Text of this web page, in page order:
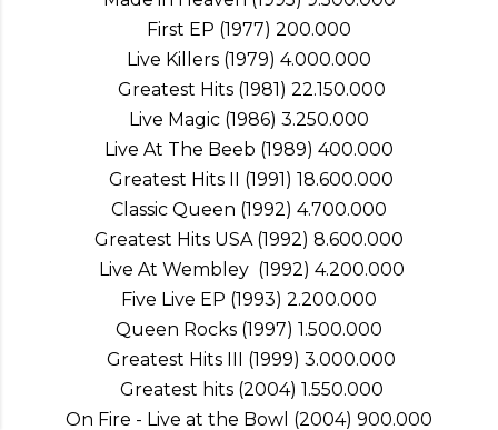
First EP (1977) 200.000
Live Killers (1979) 4.000.000
Greatest Hits (1981) 22.150.000
Live Magic (1986) 3.250.000
Live At The Beeb (1989) 400.000
Greatest Hits II (1991) 18.600.000
Classic Queen (1992) 4.700.000
Greatest Hits USA (1992) 8.600.000
Live At Wembley (1992) 4.200.000
Five Live EP (1993) 2.200.000
Queen Rocks (1997) 1.500.000
Greatest Hits III (1999) 3.000.000
Greatest hits (2004) 1.550.000
On Fire - Live at the Bowl (2004) 900.000